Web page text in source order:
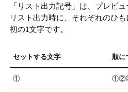
「リスト出力記号」は、プレビ
リスト出力時に、それぞれのひ
初の1文字です。
セットする文字 順に
①